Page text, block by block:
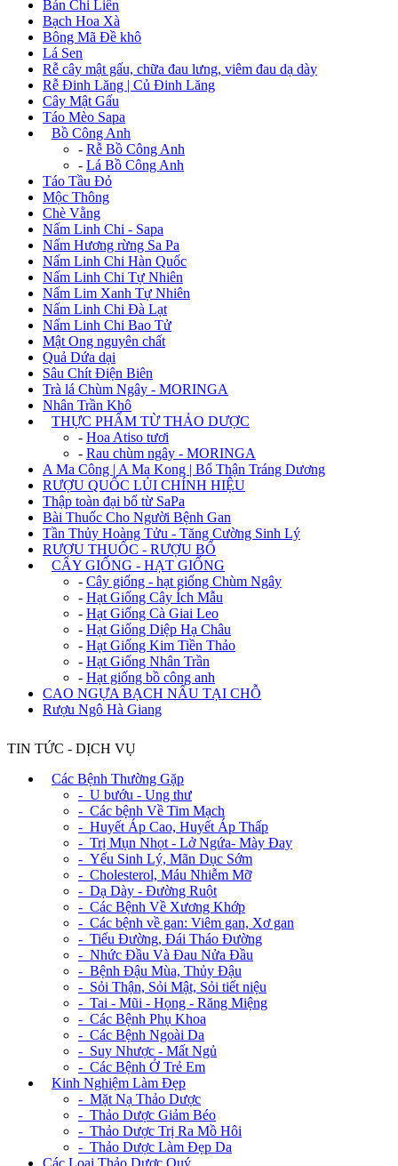
Bán Chi Liên
Bạch Hoa Xà
Bông Mã Đề khô
Lá Sen
Rễ cây mật gấu, chữa đau lưng, viêm đau dạ dày
Rễ Đinh Lăng | Củ Đinh Lăng
Cây Mật Gấu
Táo Mèo Sapa
Bồ Công Anh
- Rễ Bồ Công Anh
- Lá Bồ Công Anh
Táo Tầu Đỏ
Mộc Thông
Chè Vằng
Nấm Linh Chi - Sapa
Nấm Hương rừng Sa Pa
Nấm Linh Chi Hàn Quốc
Nấm Linh Chi Tự Nhiên
Nấm Lim Xanh Tự Nhiên
Nấm Linh Chi Đà Lạt
Nấm Linh Chi Bao Tử
Mật Ong nguyên chất
Quả Dứa dại
Sâu Chít Điện Biên
Trà lá Chùm Ngây - MORINGA
Nhân Trần Khô
THỰC PHẨM TỪ THẢO DƯỢC
- Hoa Atiso tươi
- Rau chùm ngây - MORINGA
A Ma Công | A Ma Kong | Bổ Thận Tráng Dương
RƯỢU QUỐC LỦI CHÍNH HIỆU
Thập toàn đại bổ từ SaPa
Bài Thuốc Cho Người Bệnh Gan
Tần Thủy Hoàng Tửu - Tăng Cường Sinh Lý
RƯỢU THUỐC - RƯỢU BỔ
CÂY GIỐNG - HẠT GIỐNG
- Cây giống - hạt giống Chùm Ngây
- Hạt Giống Cây Ích Mẫu
- Hạt Giống Cà Giai Leo
- Hạt Giống Diệp Hạ Châu
- Hạt Giống Kim Tiền Thảo
- Hạt Giống Nhân Trần
- Hạt giống bồ công anh
CAO NGỰA BẠCH NẤU TẠI CHỖ
Rượu Ngô Hà Giang
TIN TỨC - DỊCH VỤ
Các Bệnh Thường Gặp
- U bướu - Ung thư
- Các bệnh Về Tim Mạch
- Huyết Áp Cao, Huyết Áp Thấp
- Trị Mụn Nhọt - Lở Ngứa- Mày Đay
- Yếu Sinh Lý, Mãn Dục Sớm
- Cholesterol, Máu Nhiễm Mỡ
- Dạ Dày - Đường Ruột
- Các Bệnh Về Xương Khớp
- Các bệnh về gan: Viêm gan, Xơ gan
- Tiểu Đường, Đái Tháo Đường
- Nhức Đầu Và Đau Nửa Đầu
- Bệnh Đậu Mùa, Thủy Đậu
- Sỏi Thận, Sỏi Mật, Sỏi tiết niệu
- Tai - Mũi - Họng - Răng Miệng
- Các Bệnh Phụ Khoa
- Các Bệnh Ngoài Da
- Suy Nhược - Mất Ngủ
- Các Bệnh Ở Trẻ Em
Kinh Nghiệm Làm Đẹp
- Mặt Nạ Thảo Dược
- Thảo Dược Giảm Béo
- Thảo Dược Trị Ra Mồ Hôi
- Thảo Dược Làm Đẹp Da
Các Loại Thảo Dược Quý